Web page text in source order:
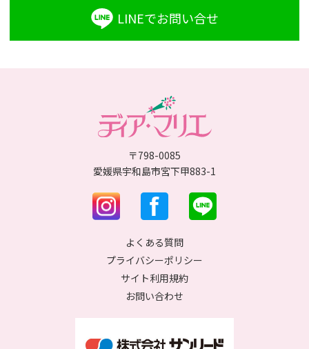
LINEでお問い合せ
〒798-0085
愛媛県宇和島市宮下甲883-1
よくある質問
プライバシーポリシー
サイト利用規約
お問い合わせ